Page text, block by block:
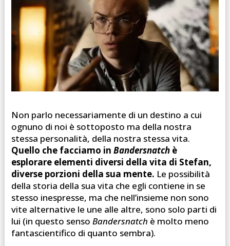
Non parlo necessariamente di un destino a cui
ognuno di noi è sottoposto ma della nostra
stessa personalità, della nostra stessa vita.
Quello che facciamo in Bandersnatchè
esplorare elementi diversi della vita di Stefan,
diverse porzioni della sua mente. Le possibilità
della storia della sua vita che egli contiene in se
stesso inespresse, ma che nell’insieme non sono
vite alternative le une alle altre, sono solo parti di
lui (in questo senso Bandersnatch è molto meno
fantascientifico di quanto sembra).